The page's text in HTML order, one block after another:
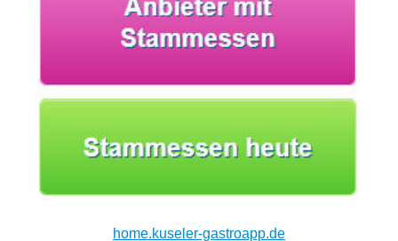
home.kuseler-gastroapp.de